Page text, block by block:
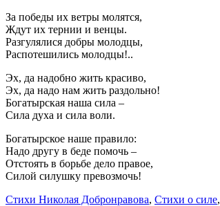
За победы их ветры молятся,
Ждут их тернии и венцы.
Разгулялися добры молодцы,
Распотешились молодцы!..
Эх, да надобно жить красиво,
Эх, да надо нам жить раздольно!
Богатырская наша сила –
Сила духа и сила воли.
Богатырское наше правило:
Надо другу в беде помочь –
Отстоять в борьбе дело правое,
Силой силушку превозмочь!
Стихи Николая Добронравова, Стихи о силе,